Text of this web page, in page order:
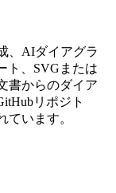
、AIダイアグラ
ト、SVGまたは
書からのダイア
リポジト
ています。